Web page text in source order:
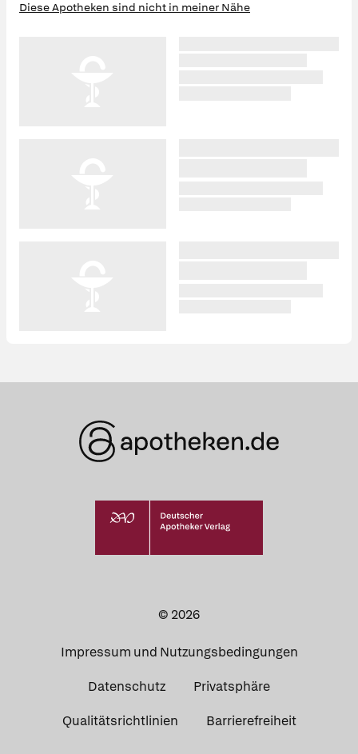
Diese Apotheken sind nicht in meiner Nähe
© 2026
Impressum und Nutzungsbedingungen
Datenschutz Privatsphäre
Qualitätsrichtlinien Barrierefreiheit